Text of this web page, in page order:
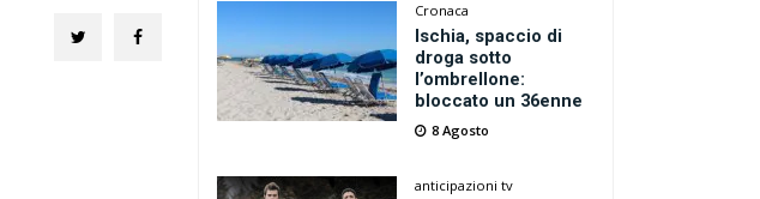
Cronaca
Ischia, spaccio di
droga sotto
l’ombrellone:
bloccato un 36enne
8 Agosto
anticipazioni tv